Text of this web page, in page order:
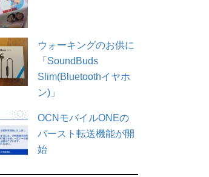
ウォーキングのお供に
「SoundBuds
Slim(Bluetoothイヤホ
ン)」
OCNモバイルONEの
バースト転送機能が開
始